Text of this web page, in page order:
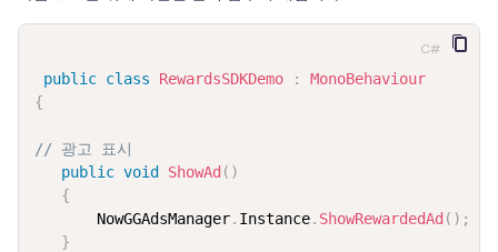
public class RewardsSDKDemo :
MonoBehaviour
{
// 광고 표시
public void ShowAd ( )
{
       NowGGAdsManager
. Instance. ShowRewardedAd ( ) ;
}
C#